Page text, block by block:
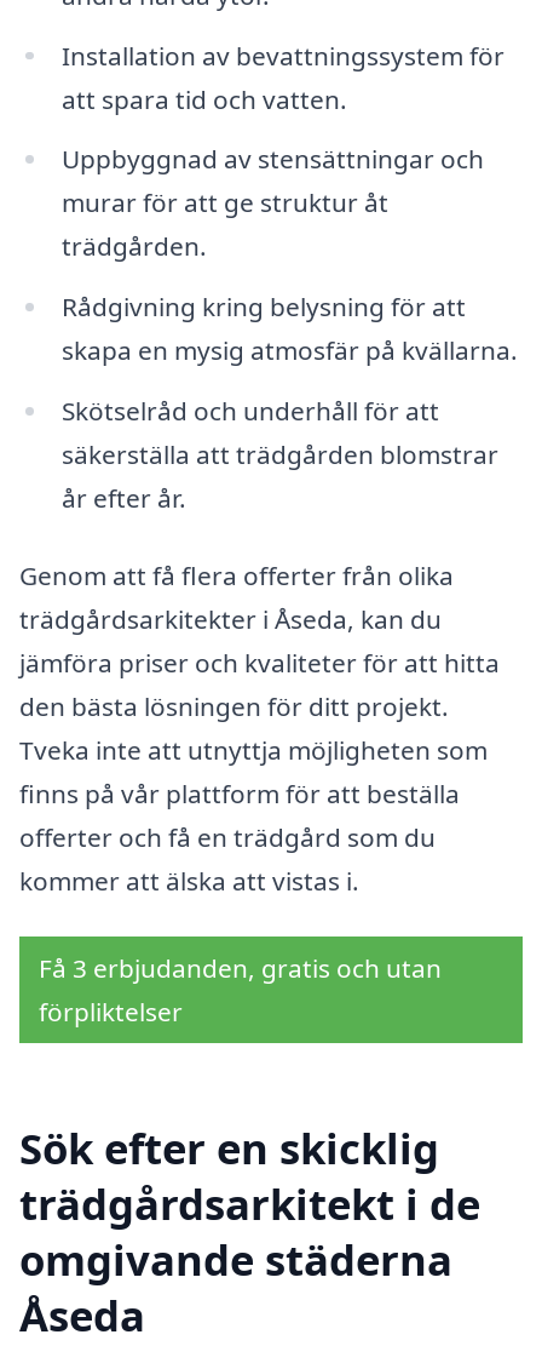
Installation av bevattningssystem för
att spara tid och vatten.
Uppbyggnad av stensättningar och
murar för att ge struktur åt
trädgården.
Rådgivning kring belysning för att
skapa en mysig atmosfär på kvällarna.
Skötselråd och underhåll för att
säkerställa att trädgården blomstrar
år efter år.
Genom att få flera offerter från olika
trädgårdsarkitekter i Åseda, kan du
jämföra priser och kvaliteter för att hitta
den bästa lösningen för ditt projekt.
Tveka inte att utnyttja möjligheten som
finns på vår plattform för att beställa
offerter och få en trädgård som du
kommer att älska att vistas i.
Få 3 erbjudanden, gratis och utan
förpliktelser
Sök efter en skicklig
trädgårdsarkitekt i de
omgivande städerna
Åseda